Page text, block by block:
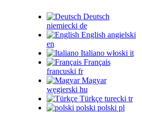
Deutsch
niemiecki de
English angielski
en
Italiano włoski it
Français
francuski fr
Magyar
węgierski hu
Türkçe turecki tr
polski polski pl